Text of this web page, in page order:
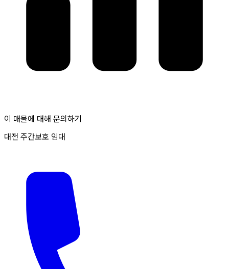
이 매물에 대해 문의하기
대전 주간보호 임대